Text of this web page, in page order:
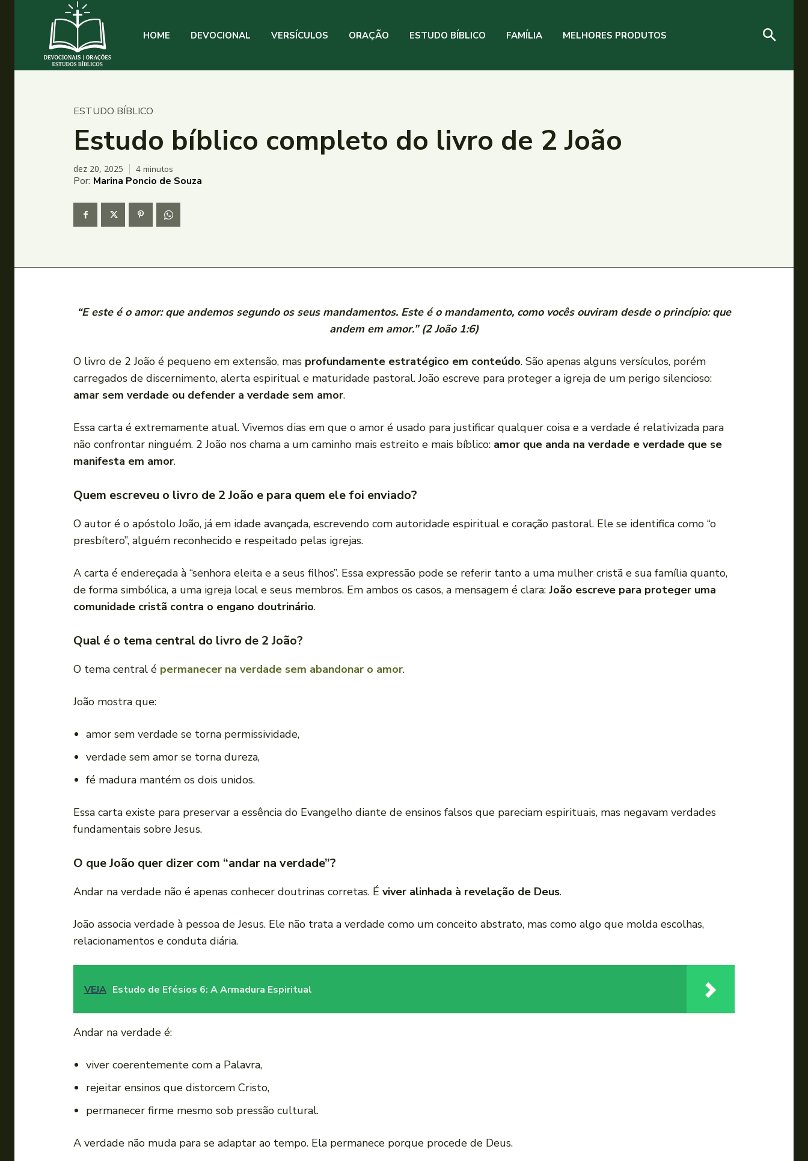
HOME DEVOCIONAL VERSÍCULOS ORAÇÃO ESTUDO BÍBLICO FAMÍLIA MELHORES PRODUTOS
ESTUDO BÍBLICO
Estudo bíblico completo do livro de 2 João
dez 20, 2025 4 minutos
Por: Marina Poncio de Souza
“E este é o amor: que andemos segundo os seus mandamentos. Este é o mandamento, como vocês ouviram desde o princípio: que
andem em amor.” (2 João 1:6)
O livro de 2 João é pequeno em extensão, mas profundamente estratégico em conteúdo. São apenas alguns versículos, porém
carregados de discernimento, alerta espiritual e maturidade pastoral. João escreve para proteger a igreja de um perigo silencioso:
amar sem verdade ou defender a verdade sem amor.
Essa carta é extremamente atual. Vivemos dias em que o amor é usado para justificar qualquer coisa e a verdade é relativizada para
não confrontar ninguém. 2 João nos chama a um caminho mais estreito e mais bíblico: amor que anda na verdade e verdade que se
manifesta em amor.
Quem escreveu o livro de 2 João e para quem ele foi enviado?
O autor é o apóstolo João, já em idade avançada, escrevendo com autoridade espiritual e coração pastoral. Ele se identifica como “o
presbítero”, alguém reconhecido e respeitado pelas igrejas.
A carta é endereçada à “senhora eleita e a seus filhos”. Essa expressão pode se referir tanto a uma mulher cristã e sua família quanto,
de forma simbólica, a uma igreja local e seus membros. Em ambos os casos, a mensagem é clara: João escreve para proteger uma
comunidade cristã contra o engano doutrinário.
Qual é o tema central do livro de 2 João?
O tema central é permanecer na verdade sem abandonar o amor.
João mostra que:
amor sem verdade se torna permissividade,
verdade sem amor se torna dureza,
fé madura mantém os dois unidos.
Essa carta existe para preservar a essência do Evangelho diante de ensinos falsos que pareciam espirituais, mas negavam verdades
fundamentais sobre Jesus.
O que João quer dizer com “andar na verdade”?
Andar na verdade não é apenas conhecer doutrinas corretas. É viver alinhada à revelação de Deus.
João associa verdade à pessoa de Jesus. Ele não trata a verdade como um conceito abstrato, mas como algo que molda escolhas,
relacionamentos e conduta diária.
VEJA Estudo de Efésios 6: A Armadura Espiritual
Andar na verdade é:
viver coerentemente com a Palavra,
rejeitar ensinos que distorcem Cristo,
permanecer firme mesmo sob pressão cultural.
A verdade não muda para se adaptar ao tempo. Ela permanece porque procede de Deus.